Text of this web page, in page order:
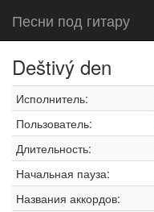
Песни под гитару
Deštivý den
Исполнитель:
Пользователь:
Длительность:
Начальная пауза:
Названия аккордов: